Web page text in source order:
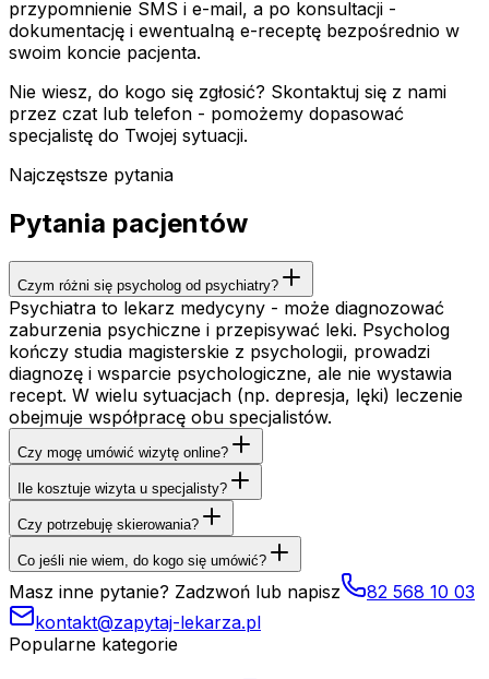
przypomnienie SMS i e-mail, a po konsultacji -
dokumentację i ewentualną e-receptę bezpośrednio w
swoim koncie pacjenta.
Nie wiesz, do kogo się zgłosić? Skontaktuj się z nami
przez czat lub telefon - pomożemy dopasować
specjalistę do Twojej sytuacji.
Najczęstsze pytania
Pytania pacjentów
Czym różni się psycholog od psychiatry?
Psychiatra to lekarz medycyny - może diagnozować
zaburzenia psychiczne i przepisywać leki. Psycholog
kończy studia magisterskie z psychologii, prowadzi
diagnozę i wsparcie psychologiczne, ale nie wystawia
recept. W wielu sytuacjach (np. depresja, lęki) leczenie
obejmuje współpracę obu specjalistów.
Czy mogę umówić wizytę online?
Ile kosztuje wizyta u specjalisty?
Czy potrzebuję skierowania?
Co jeśli nie wiem, do kogo się umówić?
Masz inne pytanie? Zadzwoń lub napisz
82 568 10 03
kontakt@zapytaj-lekarza.pl
Popularne kategorie